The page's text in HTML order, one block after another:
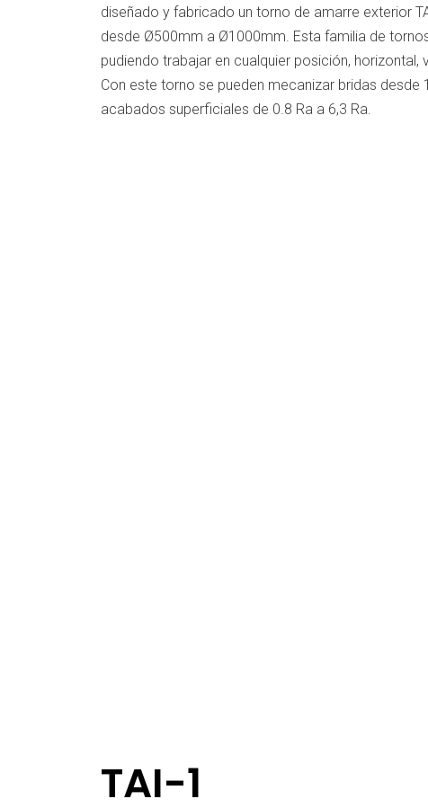
diseñado y fabricado un torno de amarre exterior
desde Ø500mm a Ø1000mm. Esta familia de
pudiendo trabajar en cualquier posición, horizontal,
Con este torno se pueden mecanizar bridas desde
acabados superficiales de 0.8 Ra a 6,3 Ra.
TAI-1